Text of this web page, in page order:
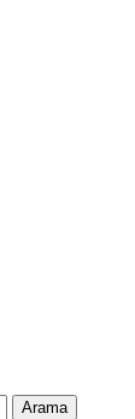
Arama